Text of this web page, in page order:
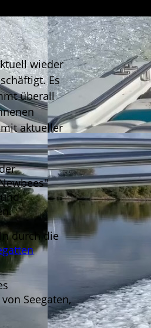
wieder
Es
überall
aktueller
durch die
Seegaten,